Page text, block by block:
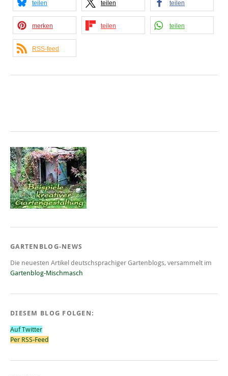
teilen teilen teilen
merken teilen teilen
RSS-feed
GARTENBLOG-NEWS
Die neuesten Artikel deutschsprachiger Gartenblogs, versammelt im
Gartenblog-Mischmasch
DIESEM BLOG FOLGEN:
Auf Twitter
Per RSS-Feed